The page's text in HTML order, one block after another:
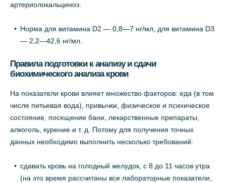
артериолокальциноз.
Норма для витамина D2 — 0,8—7 нг/мл, для витамина D3
— 2,2—42,6 нг/мл.
Правила подготовки к анализу и сдачи
биохимического анализа крови
На показатели крови влияет множество факторов: еда (в том
числе питьевая вода), привычки, физическое и психическое
состояние, посещение бани, лекарственные препараты,
алкоголь, курение и т. д. Потому для получения точных
данных необходимо выполнить несколько требований:
сдавать кровь на голодный желудок, с 8 до 11 часов утра
(на это время рассчитаны все лабораторные показатели,